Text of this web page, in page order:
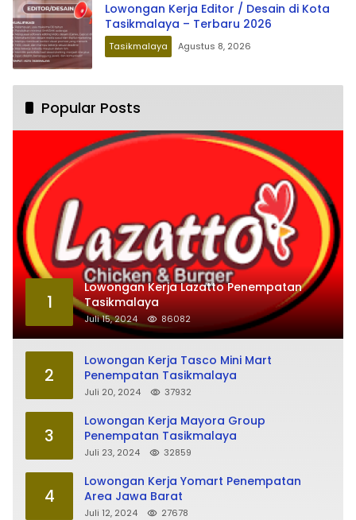
Lowongan Kerja Editor / Desain di Kota
Tasikmalaya – Terbaru 2026
Tasikmalaya Agustus 8, 2026
Popular Posts
1
Lowongan Kerja Lazatto Penempatan
Tasikmalaya
Juli 15, 2024 86082
2
Lowongan Kerja Tasco Mini Mart
Penempatan Tasikmalaya
Juli 20, 2024 37932
3
Lowongan Kerja Mayora Group
Penempatan Tasikmalaya
Juli 23, 2024 32859
4
Lowongan Kerja Yomart Penempatan
Area Jawa Barat
Juli 12, 2024 27678